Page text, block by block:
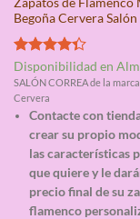
Begoña Cervera
Valorado
con4.33
de 5
Disponibilidad en
SALÓN CORREA de la
Cervera
Contacte con
crear su propio
las características
que quiere y le
precio final de su
flamenco